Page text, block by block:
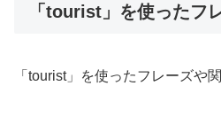
「tourist」を使ったフ
「tourist」を使ったフレーズや